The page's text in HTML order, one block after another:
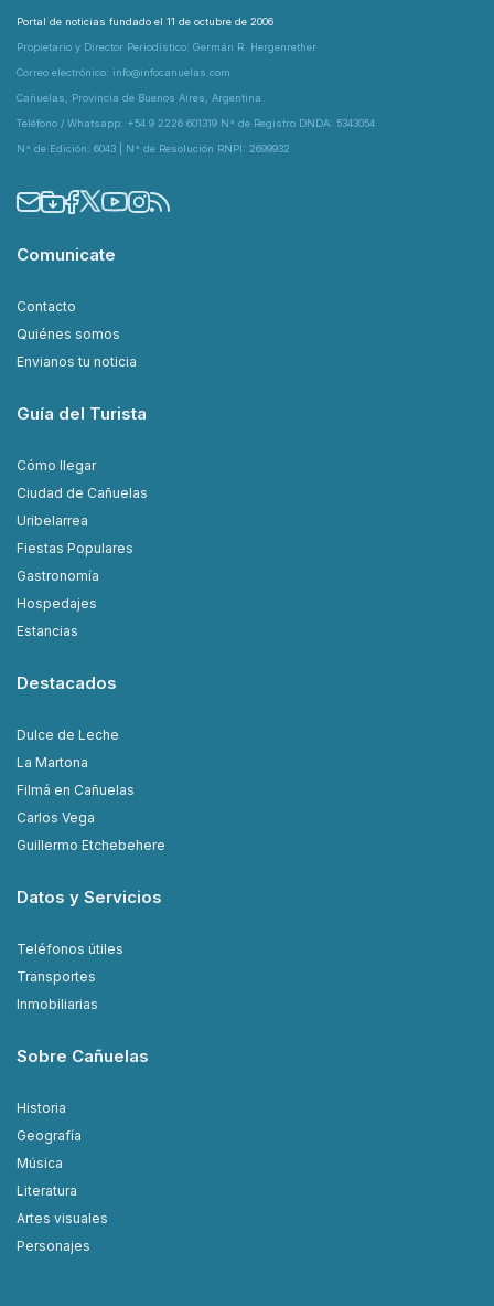
Portal de noticias fundado el 11 de octubre de 2006
Propietario y Director Periodístico: Germán R. Hergenrether
Correo electrónico: info@infocanuelas.com
Cañuelas, Provincia de Buenos Aires, Argentina
Teléfono / Whatsapp: +54 9 2226 601319 N° de Registro DNDA: 5343054
N° de Edición: 6043 | N° de Resolución RNPI: 2699932
Comunicate
Contacto
Quiénes somos
Envianos tu noticia
Guía del Turista
Cómo llegar
Ciudad de Cañuelas
Uribelarrea
Fiestas Populares
Gastronomía
Hospedajes
Estancias
Destacados
Dulce de Leche
La Martona
Filmá en Cañuelas
Carlos Vega
Guillermo Etchebehere
Datos y Servicios
Teléfonos útiles
Transportes
Inmobiliarias
Sobre Cañuelas
Historia
Geografía
Música
Literatura
Artes visuales
Personajes